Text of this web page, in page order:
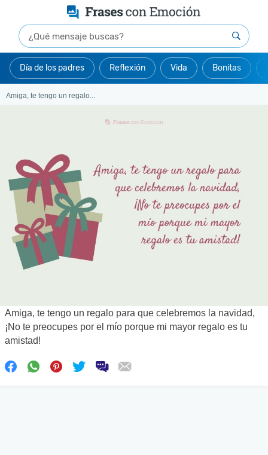
Día de los padres Reflexión Vida Bonitas
Amiga, te tengo un regalo...
Amiga, te tengo un regalo para que celebremos la navidad,
¡No te preocupes por el mío porque mi mayor regalo es tu
amistad!